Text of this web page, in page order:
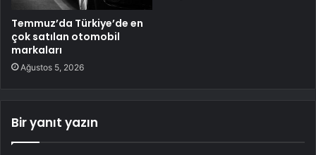
Temmuz’da Türkiye’de en
çok satılan otomobil
markaları
Ağustos 5, 2026
Bir yanıt yazın